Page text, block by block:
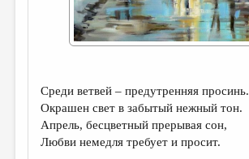
ПЕРЕВОДЫ
КОНКУРСЫ
КНИЖНАЯ ПОЛКА
ОБЗОР ЛИТЕРАТУРЫ
СТРАНИЦЫ ПАМЯТИ
Среди ветвей – предутренняя просинь.
Окрашен свет в забытый нежный тон.
Апрель, бесцветный прерывая сон,
Любви немедля требует и просит.